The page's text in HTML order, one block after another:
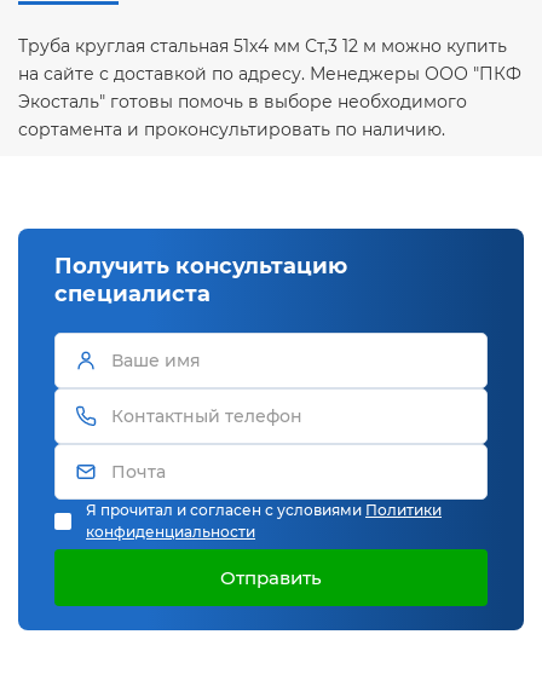
Труба круглая стальная 51х4 мм Ст,3 12 м можно купить
на сайте с доставкой по адресу. Менеджеры ООО "ПКФ
Экосталь" готовы помочь в выборе необходимого
сортамента и проконсультировать по наличию.
Получить консультацию
специалиста
Я прочитал и согласен с условиями Политики
конфиденциальности
Отправить